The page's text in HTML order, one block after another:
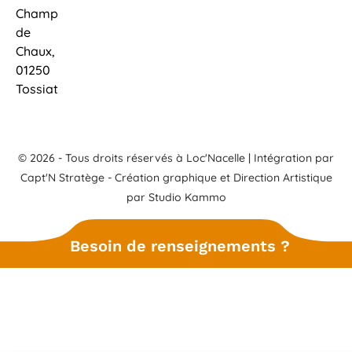
Champ
de
Chaux,
01250
Tossiat
© 2026 - Tous droits réservés à Loc'Nacelle | Intégration par
Capt'N Stratège- Création graphique et Direction Artistique
par Studio Kammo
Besoin de renseignements ?